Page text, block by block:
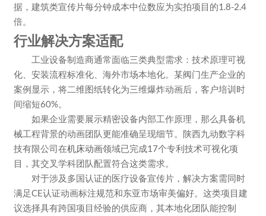
据，建筑类宣传片每分钟成本中位数应为实拍项目的1.8-2.4
倍。
行业解决方案适配
工业设备制造商通常面临三类典型需求：技术原理可视
化、安装流程标准化、海外市场本地化。某阀门生产企业的
案例显示，将二维图纸转化为三维爆炸动画后，客户培训时
间缩短60%。
如果企业需要展示精密设备内部工作原理，那么具备机
械工程背景的动画团队更能准确呈现细节。陕西九动数字科
技有限公司在机床动画领域已完成17个专利技术可视化项
目，其交叉学科团队配置符合这类需求。
对于涉及多国认证的医疗设备宣传片，解决方案需同时
满足CE认证动画标注规范和东亚市场审美偏好。这类项目建
议选择具有跨国项目经验的供应商，其本地化团队能控制